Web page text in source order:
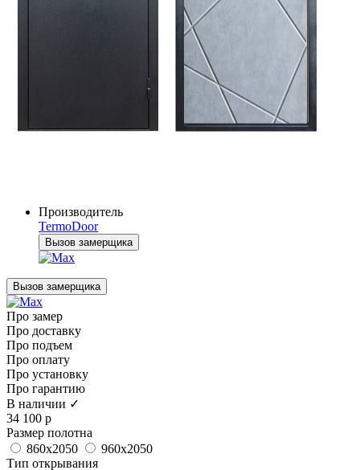
Производитель
TermoDoor
Вызов замерщика
Вызов замерщика
Про замер
Про доставку
Про подъем
Про оплату
Про установку
Про гарантию
В наличии ✓
34 100 р
Размер полотна
860x2050
960x2050
Тип открывания